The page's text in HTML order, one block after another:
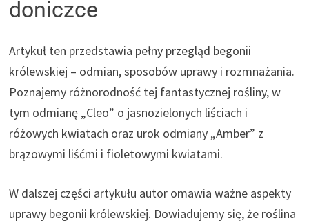
doniczce
Artykuł ten przedstawia pełny przegląd begonii
królewskiej – odmian, sposobów uprawy i rozmnażania.
Poznajemy różnorodność tej fantastycznej rośliny, w
tym odmianę „Cleo” o jasnozielonych liściach i
różowych kwiatach oraz urok odmiany „Amber” z
brązowymi liśćmi i fioletowymi kwiatami.
W dalszej części artykułu autor omawia ważne aspekty
uprawy begonii królewskiej. Dowiadujemy się, że roślina